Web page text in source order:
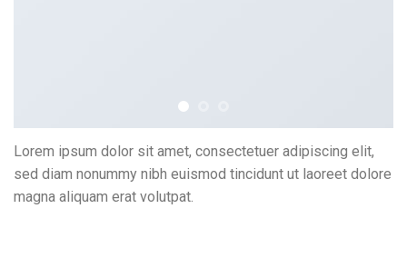
Lorem ipsum dolor sit amet, consectetuer adipiscing elit,
sed diam nonummy nibh euismod tincidunt ut laoreet dolore
magna aliquam erat volutpat.